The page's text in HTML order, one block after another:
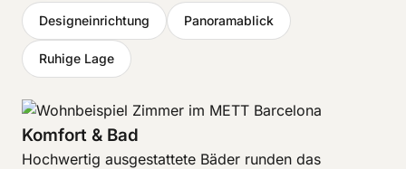
Designeinrichtung Panoramablick
Ruhige Lage
Komfort & Bad
Hochwertig ausgestattete Bäder runden das